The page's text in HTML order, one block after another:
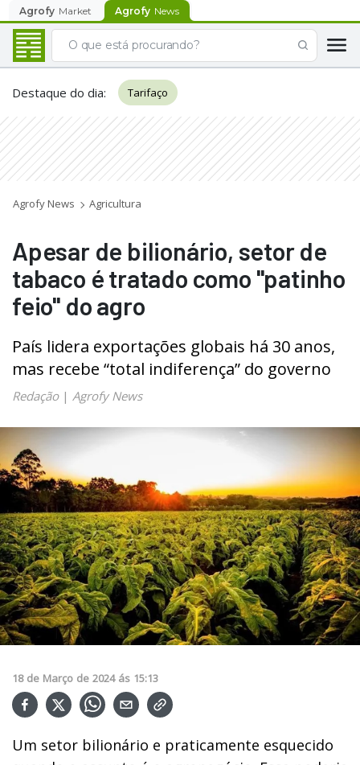
Agrofy Market Agrofy News
Destaque do dia: Tarifaço
Agrofy News Agricultura
Apesar de bilionário, setor de
tabaco é tratado como "patinho
feio" do agro
País lidera exportações globais há 30 anos,
mas recebe “total indiferença” do governo
Redação| Agrofy News
18 de Março de 2024 ás 15:13
Um setor bilionário e praticamente esquecido